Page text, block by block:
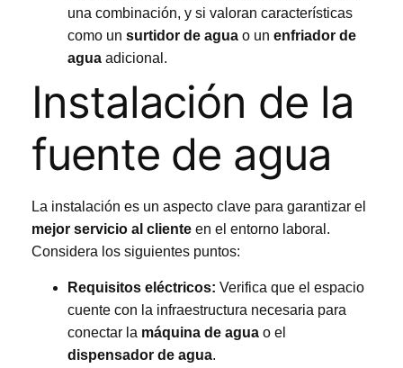
una combinación, y si valoran características
como un surtidor de agua o un enfriador de
agua adicional.
Instalación de la
fuente de agua
La instalación es un aspecto clave para garantizar el
mejor servicio al cliente en el entorno laboral.
Considera los siguientes puntos:
Requisitos eléctricos: Verifica que el espacio
cuente con la infraestructura necesaria para
conectar la máquina de agua o el
dispensador de agua.